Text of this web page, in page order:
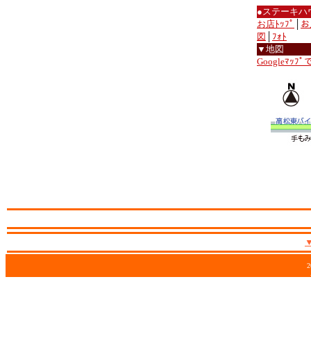
●ステーキ
お店ﾄｯﾌﾟ
図
ﾌｫﾄ
▼地図
Googleﾏｯﾌﾟ